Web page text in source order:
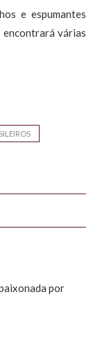
e espumantes
encontrará várias
por